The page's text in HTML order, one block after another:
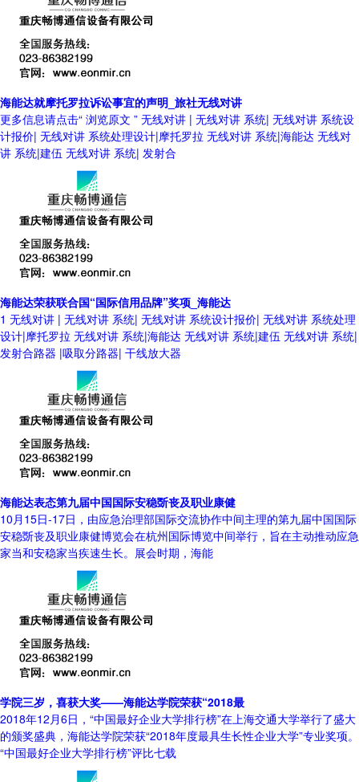
海能达就摩托罗拉诉讼事宜的声明_旅社无线对讲
更多信息请点击“ 浏览原文 ” 无线对讲 | 无线对讲 系统| 无线对讲 系统设
计报价| 无线对讲 系统处理设计|摩托罗拉 无线对讲 系统|海能达 无线对
讲 系统|建伍 无线对讲 系统| 发射合
海能达荣获联合国“国际信用品牌”奖项_海能达
1 无线对讲 | 无线对讲 系统| 无线对讲 系统设计报价| 无线对讲 系统处理
设计|摩托罗拉 无线对讲 系统|海能达 无线对讲 系统|建伍 无线对讲 系统|
发射合路器 |吸取分路器| 干线放大器
海能达表态第九届中国国际安稳斲丧及职业康健
10月15日-17日，由应急治理部国际交流协作中间主理的第九届中国国际
安稳斲丧及职业康健博览会在杭州国际博览中间举行，旨在主动推动应急
家当和安稳家当疾速生长。展会时期，海能
学院三岁，喜获大奖——海能达学院荣获“2018最
2018年12月6日，“中国最好企业大学排行榜”在上海交通大学举行了盛大
的颁奖盛典，海能达学院荣获“2018年度最具生长性企业大学”专业奖项。
“中国最好企业大学排行榜”评比七载